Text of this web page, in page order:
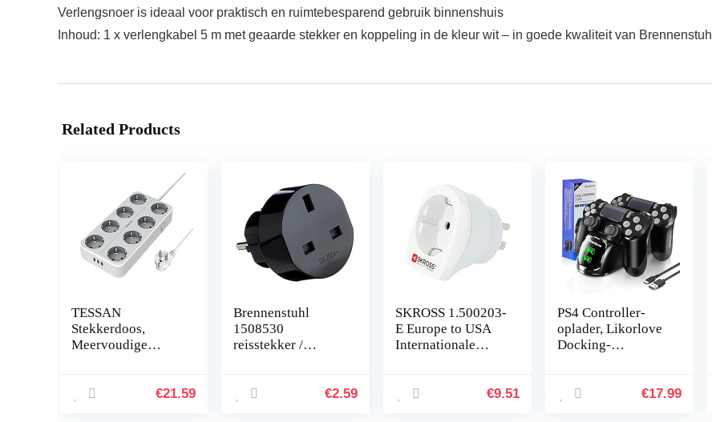
Verlengsnoer is ideaal voor praktisch en ruimtebesparend gebruik binnenshuis
Inhoud: 1 x verlengkabel 5 m met geaarde stekker en koppeling in de kleur wit – in goede kwaliteit van Brennenstuhl
Related Products
TESSAN
Stekkerdoos,
Meervoudige
Voedingsbord met
€21.59
Brennenstuhl
1508530
reisstekker /
voor: Euro
€2.59
SKROSS 1.500203-
E Europe to USA
Internationale
plug-in, US plug-
€9.51
PS4 Controller-
oplader, Likorlove
Docking-
LED voor Sony€17.99